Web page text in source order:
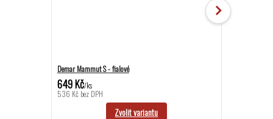
Demar Mammut S - fialové
649 Kč/ks
536 Kč bez DPH
Zvolit variantu